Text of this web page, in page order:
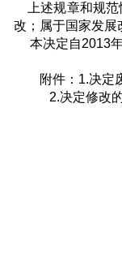
上述规章和规范
改；属于国家发展
本决定自2013
附件：1.决
2.决定修改的